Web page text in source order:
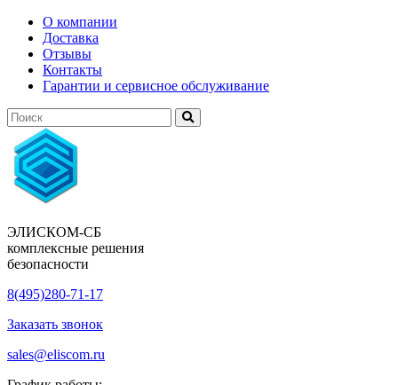
О компании
Доставка
Отзывы
Контакты
Гарантии и сервисное обслуживание
ЭЛИСКОМ-СБ
комплексные решения
безопасности
8(495)280-71-17
Заказать звонок
sales@eliscom.ru